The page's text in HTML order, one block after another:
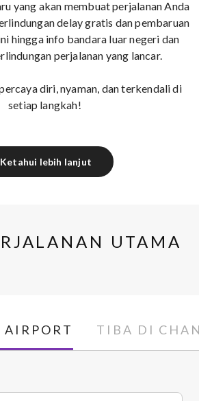
yang akan membuat perjalanan Anda
delay gratis dan pembaruan
hingga info bandara luar negeri dan
perjalanan yang lancar.
diri, nyaman, dan terkendali di
setiap langkah!
Ketahui lebih lanjut
UTAMA
TIBA DI